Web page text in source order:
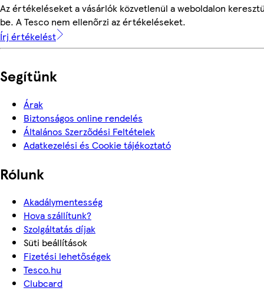
Az értékeléseket a vásárlók közvetlenül a weboldalon
be. A Tesco nem ellenőrzi az értékeléseket.
Írj értékelést
Segítünk
Árak
Biztonságos online rendelés
Általános Szerződési Feltételek
Adatkezelési és Cookie tájékoztató
Rólunk
Akadálymentesség
Hova szállítunk?
Szolgáltatás díjak
Süti beállítások
Fizetési lehetőségek
Tesco.hu
Clubcard